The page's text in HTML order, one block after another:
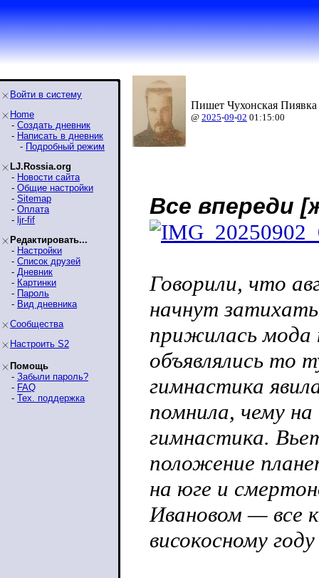
Войти в систему
Home
- Создать дневник
- Написать в дневник
- Подробный режим
LJ.Rossia.org
- Новости сайта
- Общие настройки
- Sitemap
- Оплата
- ljr-fif
Редактировать...
- Настройки
- Список друзей
- Дневник
- Картинки
- Пароль
- Вид дневника
Сообщества
Настроить S2
Помощь
- Забыли пароль?
- FAQ
- Тех. поддержка
Пишет Чухонская Пиявка
@ 2025-09-02 01:15:00
Все впереди
Говорили, что
начнут
прижилась мода
объявлялись то
гимнастика
помнила, чему
гимнастика.
положение
на юге и
Ивановом — все
високосному